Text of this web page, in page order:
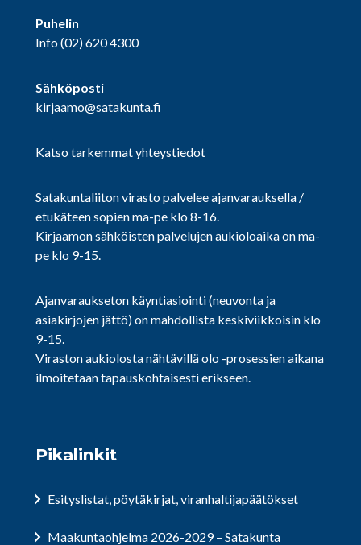
Puhelin
Info(02) 620 4300
Sähköposti
kirjaamo@satakunta.fi
Katso tarkemmat yhteystiedot
Satakuntaliiton virasto palvelee ajanvarauksella /
etukäteen sopien ma-pe klo 8-16.
Kirjaamon sähköisten palvelujen aukioloaika on ma-
pe klo 9-15.
Ajanvaraukseton käyntiasiointi (neuvonta ja
asiakirjojen jättö) on mahdollista keskiviikkoisin klo
9-15.
Viraston aukiolosta nähtävillä olo -prosessien aikana
ilmoitetaan tapauskohtaisesti erikseen.
Pikalinkit
Esityslistat, pöytäkirjat, viranhaltijapäätökset
Maakuntaohjelma 2026-2029 – Satakunta